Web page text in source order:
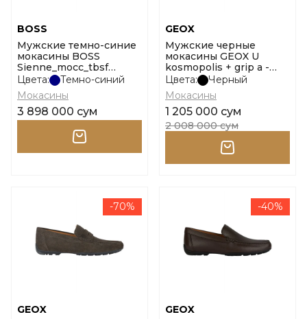
BOSS
Мужские темно-синие
мокасины BOSS
Sienne_mocc_tbsf
10269710 01 размер 42
Цвета:
Темно-синий
Мокасины
3 898 000 сум
GEOX
Мужские черные
мокасины GEOX U
kosmopolis + grip a -
vi.bot размер 43
Цвета:
Черный
Мокасины
1 205 000 сум
2 008 000 сум
-70%
GEOX
-40%
GEOX